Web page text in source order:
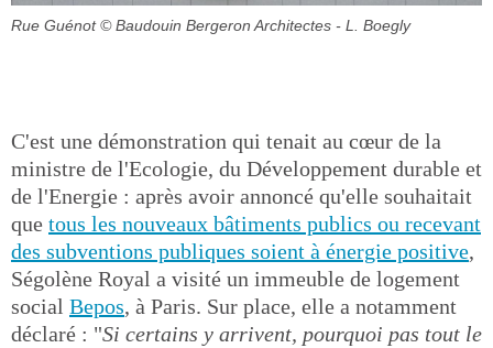
Rue Guénot © Baudouin Bergeron Architectes - L. Boegly
C'est une démonstration qui tenait au cœur de la
ministre de l'Ecologie, du Développement durable et
de l'Energie : après avoir annoncé qu'elle souhaitait
que tous les nouveaux bâtiments publics ou recevant
des subventions publiques soient à énergie positive,
Ségolène Royal a visité un immeuble de logement
social Bepos, à Paris. Sur place, elle a notamment
déclaré : "Si certains y arrivent, pourquoi pas tout le